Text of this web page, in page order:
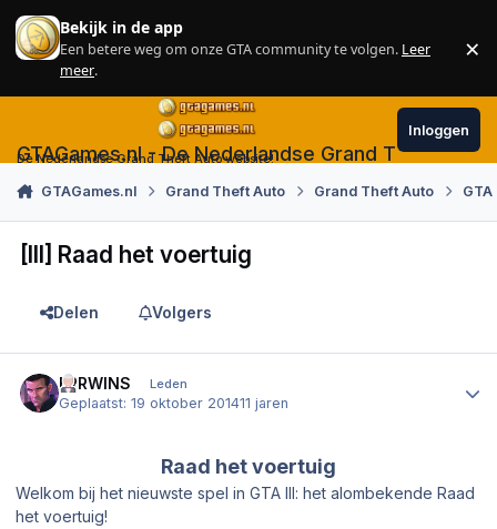
Skip to content
Bekijk in de app
Een betere weg om onze GTA community te volgen. Leer
meer.
×
GTAGames.nl - De Nederlandse Grand Theft Auto
De Nederlandse Grand Theft Auto website!
Inloggen
GTAGames.nl Grand Theft Auto Grand Theft Auto
[III] Raad het voertuig
Delen Volgers
ERRWINS Leden
Geplaatst:19 oktober 201411 jaren
Raad het voertuig
Welkom bij het nieuwste spel in GTA III: het alombekende Raad
het voertuig!